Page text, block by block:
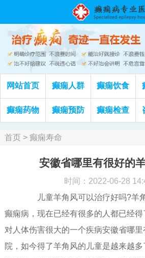
网站首页 癫痫人群 癫痫饮食
癫痫药物 癫痫预防 癫痫检查
首页> 癫痫寿命
安徽省哪里有很好的
时间：2022-06-28
儿童羊角风可以治疗好吗?羊
癫痫病，现在已经有很多的人都已经
对人体伤害很大的一个疾病安徽省哪
院，如今得了羊角风的儿童是越来越